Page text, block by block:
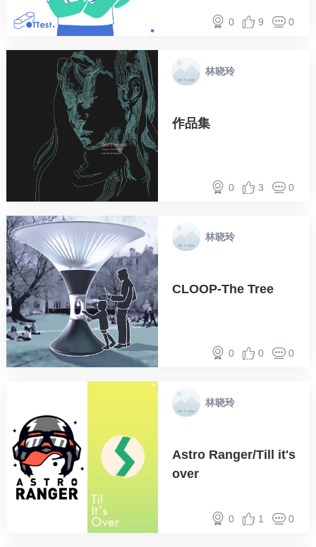
0 9 0
林晓玲
作品集
0 3 0
林晓玲
CLOOP-The Tree
0 0 0
林晓玲
Astro Ranger/Till it's
over
0 1 0